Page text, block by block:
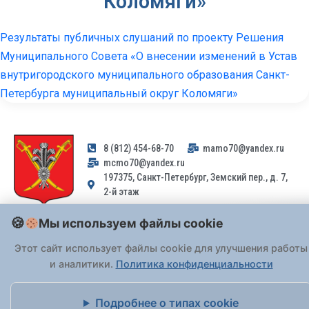
Результаты публичных слушаний по проекту Решения
Муниципального Совета «О внесении изменений в Устав
внутригородского муниципального образования Санкт-
Петербурга муниципальный округ Коломяги»
8 (812) 454-68-70
mamo70@yandex.ru
mcmo70@yandex.ru
197375, Санкт-Петербург, Земский пер., д. 7,
2-й этаж
Заявления и обращения граждан и организаций, поступившие на
Федерального закона от 02.05.2006 № 59-ФЗ. Обращения
принимаются только: по почте, черезпортал «Госуслуги» (ЕПГУ)
или лично при предъявлении паспорта.
Мы используем файлы cookie
Этот сайт использует файлы cookie для улучшения работы
и аналитики. Политика конфиденциальности
Подробнее о типах cookie